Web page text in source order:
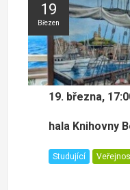
19
Březen
19. března,
hala Knihovny
Studující